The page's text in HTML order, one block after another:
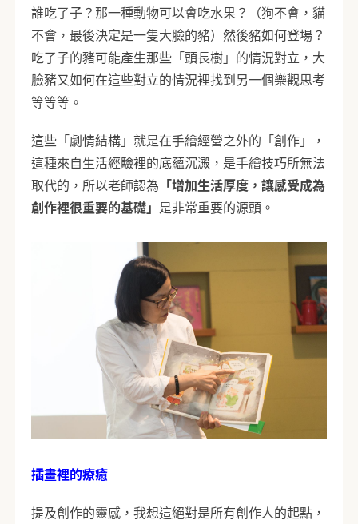
誰吃了子？那一種動物可以會吃水果？（狗不會，貓
不會，最後決定是一隻大臉的豬）然後豬如何登場？
吃了子的豬可能產生那些「頭長樹」的情況對立，大
臉豬又如何在這些對立的情況裡找到另一個樂觀思考
等等等。
這些「劇情結構」就是在手繪經營之外的「創作」，
這種來自生活經驗裡的底蘊沉澱，是手繪技巧所無法
取代的，所以老師認為 「增加生活厚度，讓感受成為
創作裡很重要的基礎」 是非常重要的源頭。
插畫裡的療癒
提及創作的靈感，我想這絕對是所有創作人的起點，